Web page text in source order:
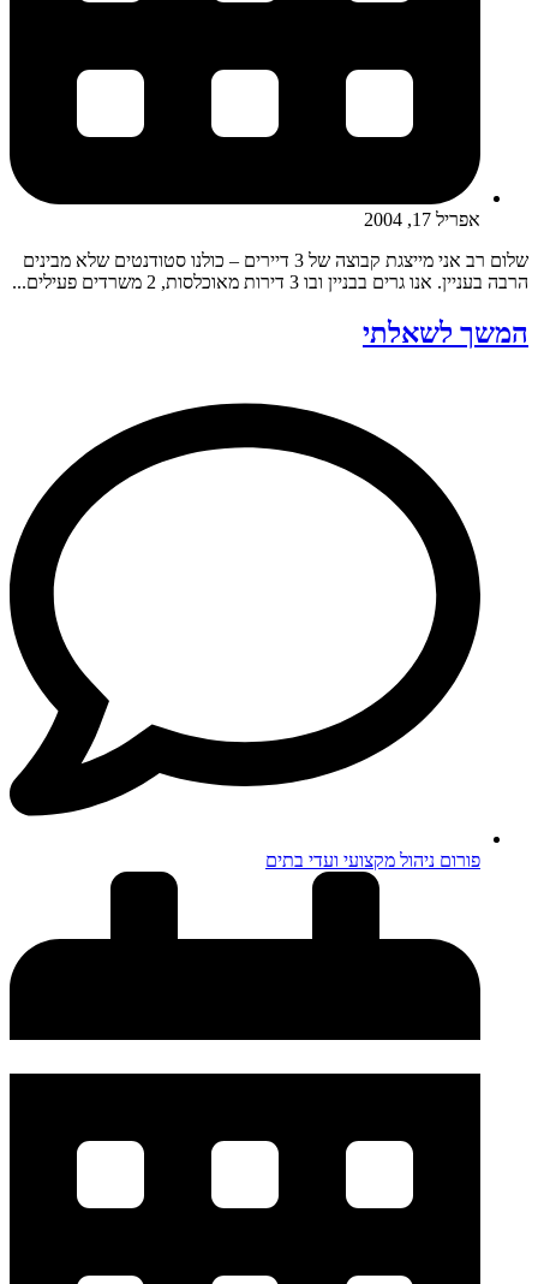
אפריל 17, 2004
שלום רב אני מייצגת קבוצה של 3 דיירים – כולנו סטודנטים שלא מבינים
הרבה בעניין. אנו גרים בבניין ובו 3 דירות מאוכלסות, 2 משרדים פעילים...
המשך לשאלתי
פורום ניהול מקצועי ועדי בתים